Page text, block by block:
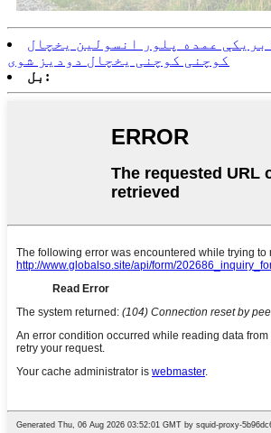
عمده پلور انسولین یخچال
کوچنی کوچنی یخچال دودیز شوی
بل: